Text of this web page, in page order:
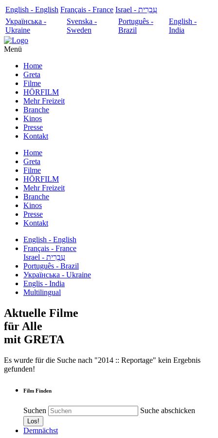
English - English Français - France
עִבְרִית - Israel
Українська -
Ukraine
Svenska -
Sweden
Português -
Brazil
English -
India
Menü
Home
Greta
Filme
HÖRFILM
Mehr Freizeit
Branche
Kinos
Presse
Kontakt
Home
Greta
Filme
HÖRFILM
Mehr Freizeit
Branche
Kinos
Presse
Kontakt
English - English
Français - France
עִבְרִית - Israel
Português - Brazil
Українська - Ukraine
Englis - India
Multilingual
Aktuelle Filme
für Alle
mit GRETA
Es wurde für die Suche nach "2014 :: Reportage" kein Ergebnis
gefunden!
Film Finden
Suchen Suche abschicken
Demnächst